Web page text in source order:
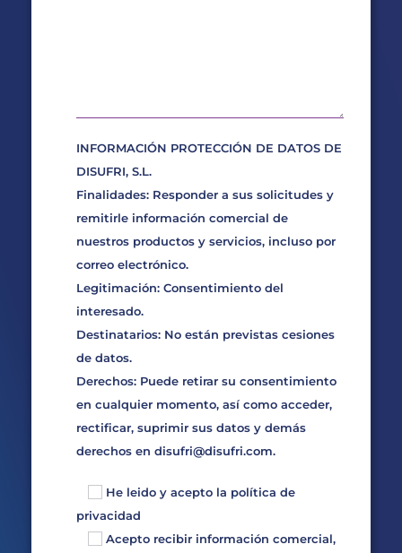
INFORMACIÓN PROTECCIÓN DE DATOS DE
DISUFRI, S.L.
Finalidades: Responder a sus solicitudes y
remitirle información comercial de
nuestros productos y servicios, incluso por
correo electrónico.
Legitimación: Consentimiento del
interesado.
Destinatarios: No están previstas cesiones
de datos.
Derechos: Puede retirar su consentimiento
en cualquier momento, así como acceder,
rectificar, suprimir sus datos y demás
derechos en disufri@disufri.com.
He leido y acepto la política de
privacidad
Acepto recibir información comercial,